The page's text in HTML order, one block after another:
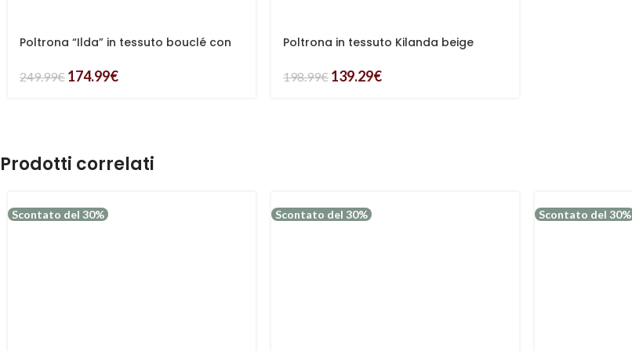
Poltrona “Ilda” in tessuto bouclé con
249.99€ 174.99€
Poltrona in tessuto Kilanda beige
198.99€ 139.29€
Prodotti correlati
Scontato del 30% Scontato del 30% Scontato del 30%